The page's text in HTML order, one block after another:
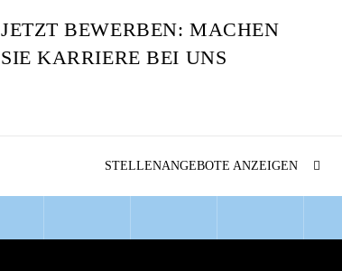
JETZT BEWERBEN: MACHEN
SIE KARRIERE BEI UNS
STELLENANGEBOTE ANZEIGEN